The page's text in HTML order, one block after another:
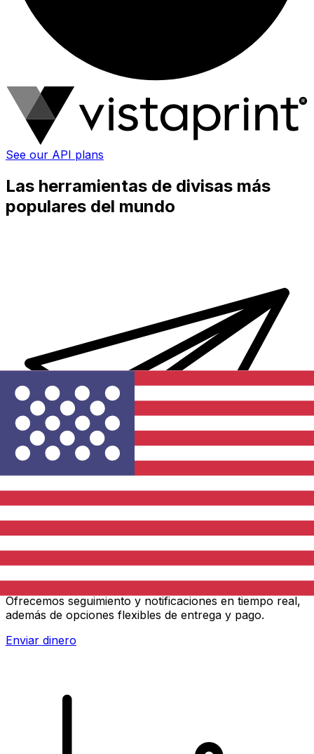
See our API plans
Las herramientas de divisas más
populares del mundo
Ofrecemos seguimiento y notificaciones en tiempo real,
además de opciones flexibles de entrega y pago.
Enviar dinero